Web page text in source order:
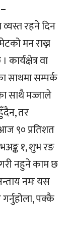
व्यस्त रहने दिन
मन राख्न
वा
साथमा सम्पर्क
साथै मज्जाले
तर
९० प्रतिशत
१, शुभ रङ
नहुने काम छ
नमः यस
गर्नुहोला, पक्कै